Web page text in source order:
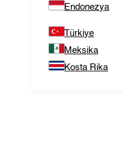
Endonezya
Türkiye
Meksika
Kosta Rika